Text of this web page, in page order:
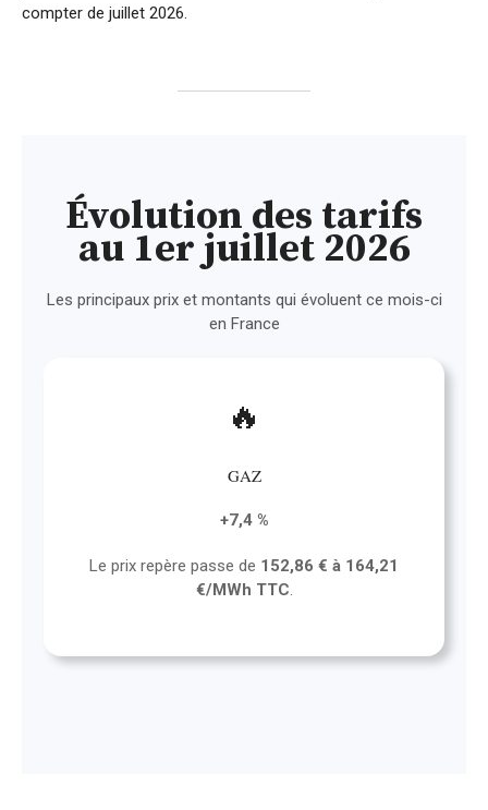
compter de juillet 2026.
Évolution des tarifs
au 1er juillet 2026
Les principaux prix et montants qui évoluent ce mois-ci
en France
🔥
GAZ
+7,4 %
Le prix repère passe de 152,86 € à 164,21
€/MWh TTC.